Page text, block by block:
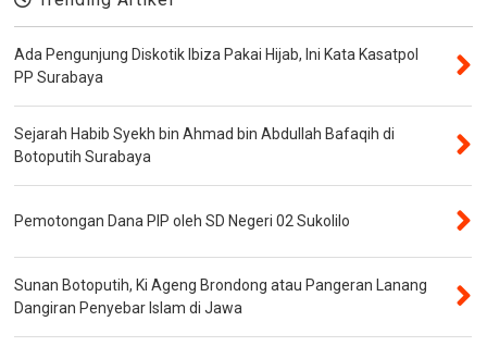
Ada Pengunjung Diskotik Ibiza Pakai Hijab, Ini Kata Kasatpol
PP Surabaya
Sejarah Habib Syekh bin Ahmad bin Abdullah Bafaqih di
Botoputih Surabaya
Pemotongan Dana PIP oleh SD Negeri 02 Sukolilo
Sunan Botoputih, Ki Ageng Brondong atau Pangeran Lanang
Dangiran Penyebar Islam di Jawa